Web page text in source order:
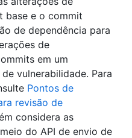
base e o commit
de dependência para
de
em um
vulnerabilidade. Para
Pontos de
revisão de
considera as
do API de envio de